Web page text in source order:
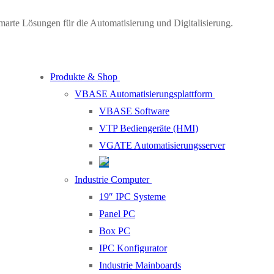
Lösungen für die Automatisierung und Digitalisierung.
Produkte & Shop
VBASE Automatisierungsplattform
VBASE Software
VTP Bediengeräte (HMI)
VGATE Automatisierungsserver
Industrie Computer
19″ IPC Systeme
Panel PC
Box PC
IPC Konfigurator
Industrie Mainboards